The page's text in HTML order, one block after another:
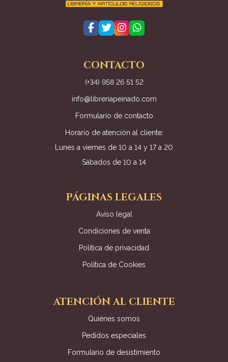
CONTACTO
(+34) 958 26 51 52
info@libreriapeinado.com
Formulario de contacto
Horario de atención al cliente:
Lunes a viernes de 10 a 14 y 17 a 20
Sábados de 10 a 14
PÁGINAS LEGALES
Aviso legal
Condiciones de venta
Política de privacidad
Política de Cookies
ATENCIÓN AL CLIENTE
Quiénes somos
Pedidos especiales
Formulario de desistimiento